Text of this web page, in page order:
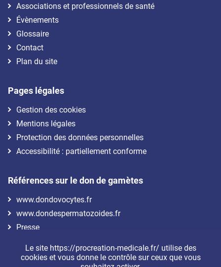
Le site https://procreation-medicale.fr/ utilise des
cookies et vous donne le contrôle sur ceux que vous
Associations et professionnels de santé
Évènements
Glossaire
Contact
Plan du site
Pages légales
Gestion des cookies
Mentions légales
Protection des données personnelles
Accessibilité : partiellement conforme
Références sur le don de gamètes
www.dondovocytes.fr
www.dondespermatozoides.fr
Presse
Nous suivre